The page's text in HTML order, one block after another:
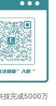
技完成5000万